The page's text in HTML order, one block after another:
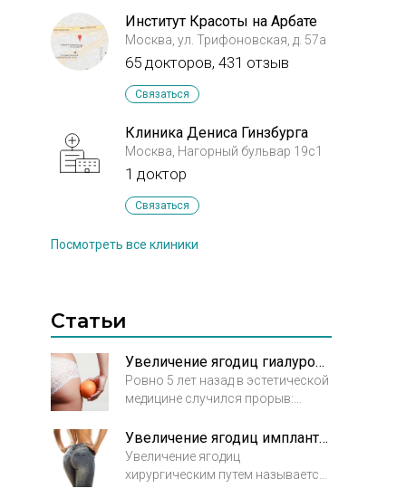
Институт Красоты на Арбате
Москва, ул. Трифоновская, д. 57а
65 докторов, 431 отзыв
Связаться
Клиника Дениса Гинзбурга
Москва, Нагорный бульвар 19с1
1 доктор
Связаться
Посмотреть все клиники
Статьи
Увеличение ягодиц гиалуроновой кислотой. Совершенству нет предела
Ровно 5 лет назад в эстетической
медицине случился прорыв:
популярности, контурная
пластика начала спуск от лица к
телу. Теперь «обеденные уколы
Увеличение ягодиц имплантами. Свистать всех наверх!
Увеличение ягодиц
хирургическим путем называется